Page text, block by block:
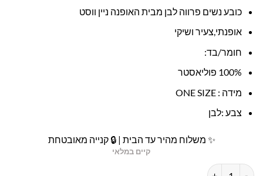
170.00₪.
כובע נשים פרווה לבן מבית האופנה ניין ווסט
אופנתי,צעיר ושיקי
חומר/בד:
100% פוליאסטר
מידה : ONE SIZE
צבע :לבן
✨ משלוח מהיר עד הבית | 🔒 קנייה מאובטחת
קיים במלאי
כמות של כובע נשים פרווה לבן ניין ווסט